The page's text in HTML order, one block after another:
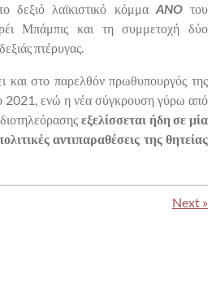
δεξιό λαϊκιστικό κόμμα ANOτου
Μπάμπις και τη συμμετοχή δύο
πτέρυγας.
και στο παρελθόν πρωθυπουργός της
2021, ενώ η νέα σύγκρουση γύρω από
εξελίσσεται ήδη σε μία
αντιπαραθέσεις της θητείας
Next »